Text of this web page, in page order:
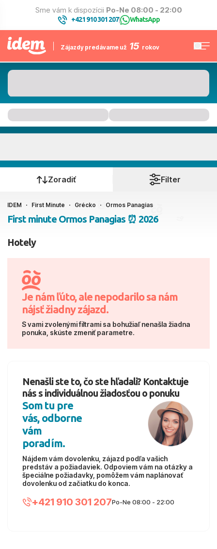
Sme vám k dispozícii Po-Ne 08:00 - 22:00
+421 910 301 207| WhatsApp
Zájazdy predávame už 15 rokov
Kedy cestujete?
Ako cestujete?
2 dospelí, 0 deti
Zoradiť Filter
IDEM First Minute Grécko Ormos Panagias
First minute Ormos Panagias ⏰ 2026
Hotely
Je nám ľúto, ale nepodarilo sa nám
nájsť žiadny zájazd.
S vami zvolenými filtrami sa bohužiaľ nenašla žiadna
ponuka, skúste zmeniť parametre.
Nenašli ste to, čo ste hľadali? Kontaktuje
nás s individuálnou žiadosťou o ponuku
Som tu pre
vás, odborne
vám
poradím.
Nájdem vám dovolenku, zájazd podľa vašich
predstáv a požiadaviek. Odpoviem vám na otázky a
špeciálne požiadavky, pomôžem vám naplánovať
dovolenku od začiatku do konca.
+421 910 301 207Po-Ne 08:00 - 22:00